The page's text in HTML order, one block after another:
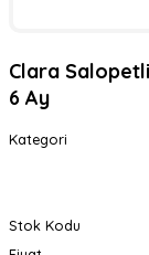
Clara Salopetli
6 Ay
Kategori
Stok Kodu